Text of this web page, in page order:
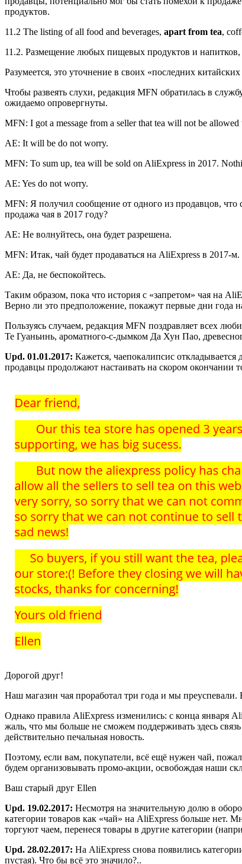
продуктов.
11.2 The listing of all food and beverages, apart from tea,
11.2. Размещение любых пищевых продуктов и напитков,
Разумеется, это уточнение в своих «последних
Чтобы развеять слухи, редакция MFN обратилась в
ожидаемо опровергнуты.
MFN: I got a message from a seller that tea will not be
AE: It will be do not worry.
MFN: To sum up, tea will be sold on AliExpress in 2017.
AE: Yes do not worry.
MFN: Я получил сообщение от одного из продавцов, что
продажа чая в 2017 году?
AE: Не волнуйтесь, она будет разрешена.
MFN: Итак, чай будет продаваться на AliExpress в 2017-
AE: Да, не беспокойтесь.
Таким образом, пока что история с «запретом» чая на
Верно ли это предположение, покажут первые дни года
Пользуясь случаем, редакция MFN поздравляет всех
Те Гуаньинь, ароматного-с-дымком Да Хун Пао,
Upd. 01.01.2017: Кажется, чаепокалипсис
продавцы продолжают настаивать на скором окончании
Дорогой друг!
Наш магазин чая проработал три года и мы
Однако правила AliExpress изменились: с конца января
жаль, что мы больше не сможем поддерживать здесь
действительно печальная новость.
Поэтому, если вам, покупатели, всё ещё нужен чай,
будем организовывать промо-акции, освобождая наши
Ваш старый друг Ellen
Upd. 19.02.2017: Несмотря на значительную долю в
категории товаров как «чай» на AliExpress больше нет.
торгуют чаем, перенеся товары в другие категории
Upd. 28.02.2017: На AliExpress снова появились
пустая). Что бы всё это значило?..